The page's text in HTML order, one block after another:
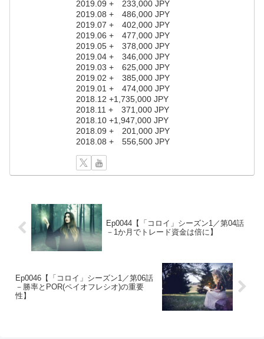
2019.09 + 233,000 JPY
2019.08 + 486,000 JPY
2019.07 + 402,000 JPY
2019.06 + 477,000 JPY
2019.05 + 378,000 JPY
2019.04 + 346,000 JPY
2019.03 + 625,000 JPY
2019.02 + 385,000 JPY
2019.01 + 474,000 JPY
2018.12 +1,735,000 JPY
2018.11 + 371,000 JPY
2018.10 +1,947,000 JPY
2018.09 + 201,000 JPY
2018.08 + 556,500 JPY
Ep0044【「コロイ」シーズン1／第04話
－1か月でトレード資金は倍に】
Ep0046【「コロイ」シーズン1／第06話
－勝率とPOR(ペイオフレシオ)の重要
性】